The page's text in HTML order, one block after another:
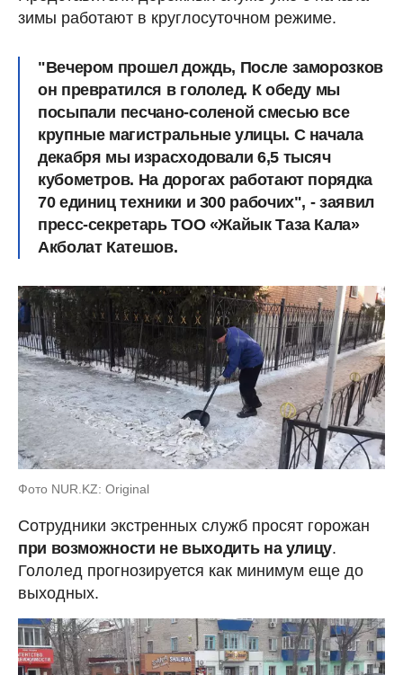
зимы работают в круглосуточном режиме.
"Вечером прошел дождь, После заморозков
он превратился в гололед. К обеду мы
посыпали песчано-соленой смесью все
крупные магистральные улицы. С начала
декабря мы израсходовали 6,5 тысяч
кубометров. На дорогах работают порядка
70 единиц техники и 300 рабочих", - заявил
пресс-секретарь ТОО «Жайык Таза Кала»
Акболат Катешов.
Фото NUR.KZ: Original
Сотрудники экстренных служб просят горожан
при возможности не выходить на улицу.
Гололед прогнозируется как минимум еще до
выходных.